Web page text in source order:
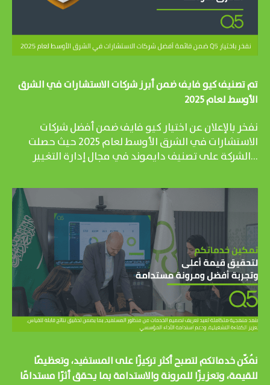
تم تصنيف كيو فايف ضمن أبرز شركات الاستشارات في الشرق
الأوسط لعام 2025
نفخر بالإعلان عن اختيار كيو فايف ضمن أفضل شركات
الاستشارات في الشرق الأوسط لعام 2025 حيث حصلت
الشركة على تصنيف دايموند في مجال إدارة التغيير...
نُمكّن خدماتكم لتصبح أكثر تركيزًا على المستفيد، وتعظيمًا
للقيمة، وتعزيزًا للمرونة والاستدامة بما يحقق أثرًا مستدامًا